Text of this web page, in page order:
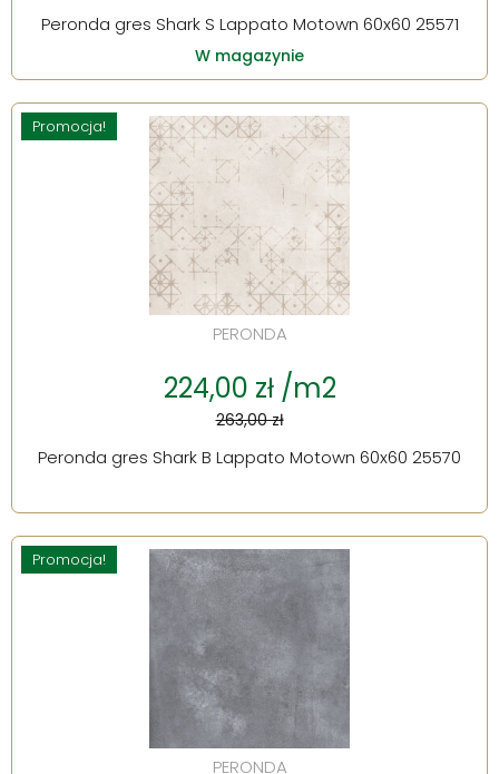
Peronda gres Shark S Lappato Motown 60x60 25571
W magazynie
Promocja!
PERONDA
224,00 zł /m2
263,00 zł
Peronda gres Shark B Lappato Motown 60x60 25570
Promocja!
PERONDA